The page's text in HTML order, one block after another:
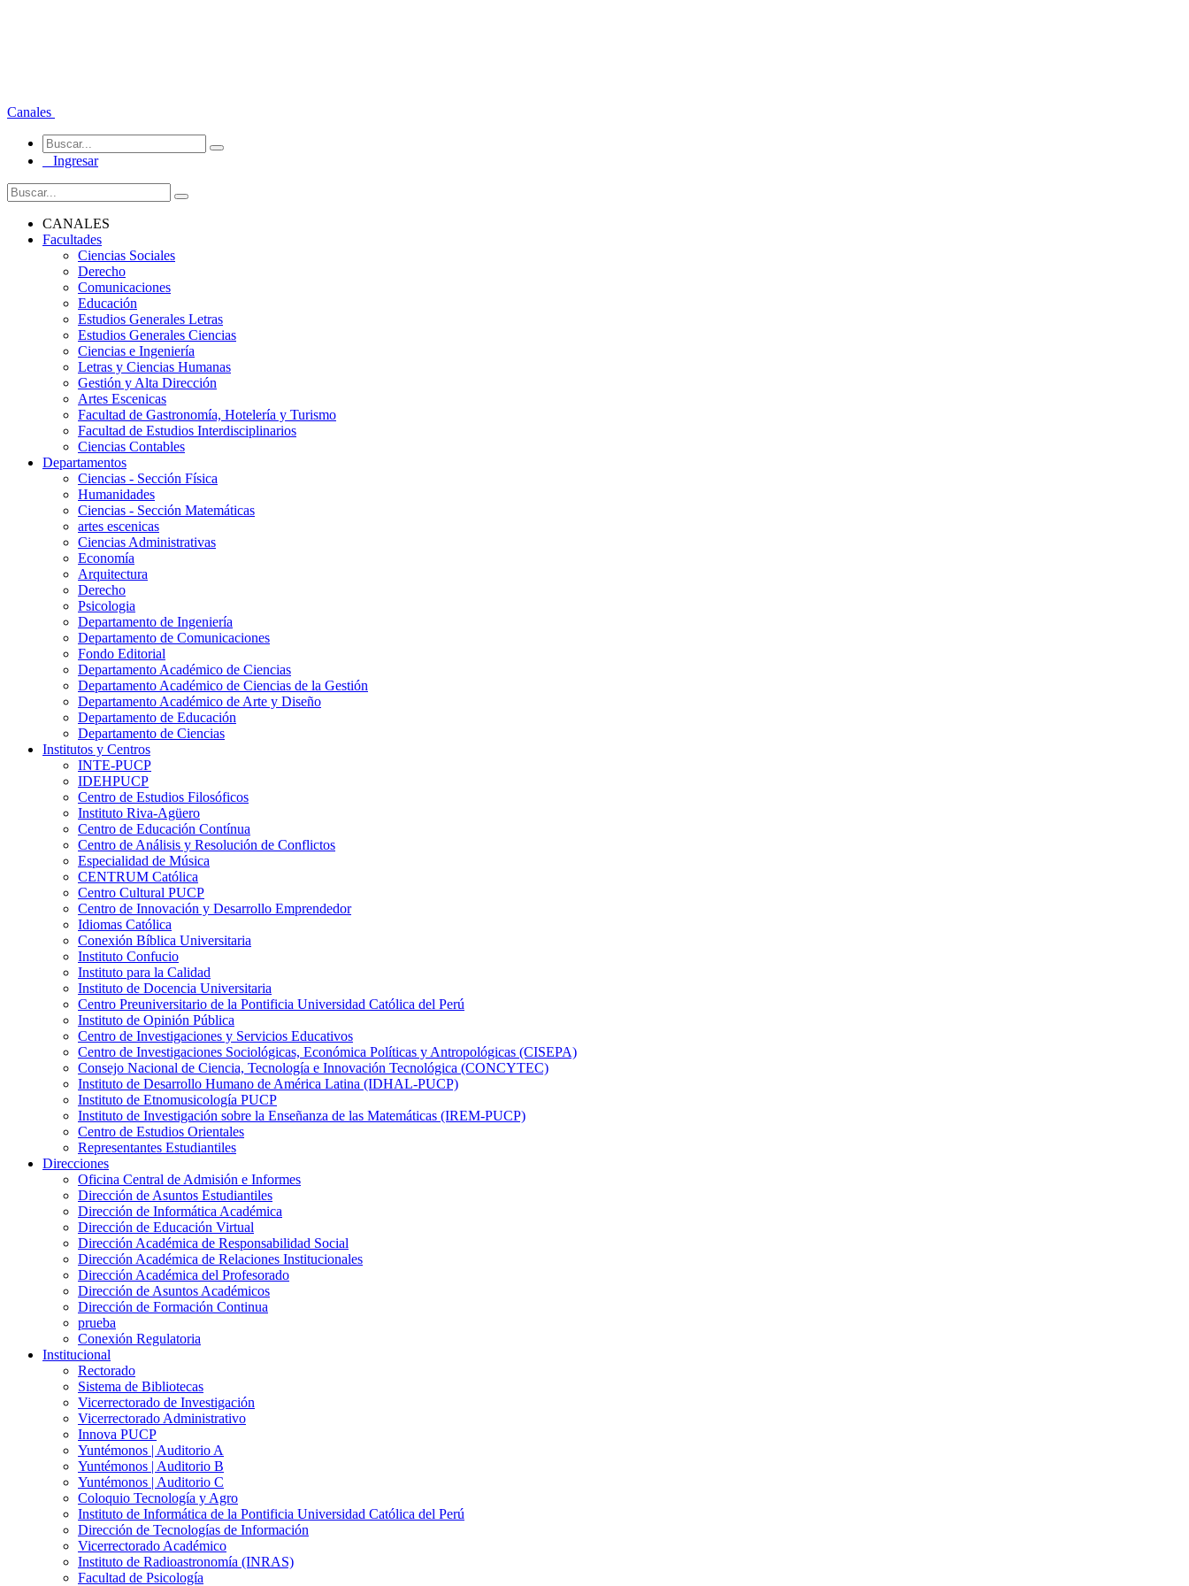
Canales
Ingresar
CANALES
Facultades
Ciencias Sociales
Derecho
Comunicaciones
Educación
Estudios Generales Letras
Estudios Generales Ciencias
Ciencias e Ingeniería
Letras y Ciencias Humanas
Gestión y Alta Dirección
Artes Escenicas
Facultad de Gastronomía, Hotelería y Turismo
Facultad de Estudios Interdisciplinarios
Ciencias Contables
Departamentos
Ciencias - Sección Física
Humanidades
Ciencias - Sección Matemáticas
artes escenicas
Ciencias Administrativas
Economía
Arquitectura
Derecho
Psicologia
Departamento de Ingeniería
Departamento de Comunicaciones
Fondo Editorial
Departamento Académico de Ciencias
Departamento Académico de Ciencias de la Gestión
Departamento Académico de Arte y Diseño
Departamento de Educación
Departamento de Ciencias
Institutos y Centros
INTE-PUCP
IDEHPUCP
Centro de Estudios Filosóficos
Instituto Riva-Agüero
Centro de Educación Contínua
Centro de Análisis y Resolución de Conflictos
Especialidad de Música
CENTRUM Católica
Centro Cultural PUCP
Centro de Innovación y Desarrollo Emprendedor
Idiomas Católica
Conexión Bíblica Universitaria
Instituto Confucio
Instituto para la Calidad
Instituto de Docencia Universitaria
Centro Preuniversitario de la Pontificia Universidad Católica del Perú
Instituto de Opinión Pública
Centro de Investigaciones y Servicios Educativos
Centro de Investigaciones Sociológicas, Económica Políticas y Antropológicas (CISEPA)
Consejo Nacional de Ciencia, Tecnología e Innovación Tecnológica (CONCYTEC)
Instituto de Desarrollo Humano de América Latina (IDHAL-PUCP)
Instituto de Etnomusicología PUCP
Instituto de Investigación sobre la Enseñanza de las Matemáticas (IREM-PUCP)
Centro de Estudios Orientales
Representantes Estudiantiles
Direcciones
Oficina Central de Admisión e Informes
Dirección de Asuntos Estudiantiles
Dirección de Informática Académica
Dirección de Educación Virtual
Dirección Académica de Responsabilidad Social
Dirección Académica de Relaciones Institucionales
Dirección Académica del Profesorado
Dirección de Asuntos Académicos
Dirección de Formación Continua
prueba
Conexión Regulatoria
Institucional
Rectorado
Sistema de Bibliotecas
Vicerrectorado de Investigación
Vicerrectorado Administrativo
Innova PUCP
Yuntémonos | Auditorio A
Yuntémonos | Auditorio B
Yuntémonos | Auditorio C
Coloquio Tecnología y Agro
Instituto de Informática de la Pontificia Universidad Católica del Perú
Dirección de Tecnologías de Información
Vicerrectorado Académico
Instituto de Radioastronomía (INRAS)
Facultad de Psicología